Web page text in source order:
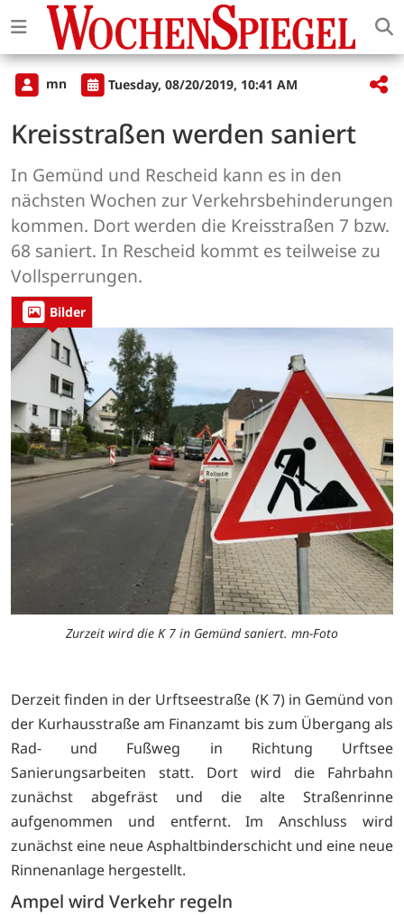
mn Tuesday, 08/20/2019, 10:41 AM
Kreisstraßen werden saniert
In Gemünd und Rescheid kann es in den
nächsten Wochen zur Verkehrsbehinderungen
kommen. Dort werden die Kreisstraßen 7 bzw.
68 saniert. In Rescheid kommt es teilweise zu
Vollsperrungen.
Bilder
Zurzeit wird die K 7 in Gemünd saniert. mn-Foto
Derzeit finden in der Urftseestraße (K 7) in Gemünd von
der Kurhausstraße am Finanzamt bis zum Übergang als
Rad- und Fußweg in Richtung Urftsee
Sanierungsarbeiten statt. Dort wird die Fahrbahn
zunächst abgefräst und die alte Straßenrinne
aufgenommen und entfernt. Im Anschluss wird
zunächst eine neue Asphaltbinderschicht und eine neue
Rinnenanlage hergestellt.
Ampel wird Verkehr regeln